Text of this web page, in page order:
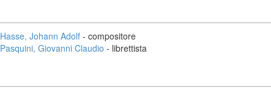
Hasse, Johann Adolf - compositore
Pasquini, Giovanni Claudio - librettista